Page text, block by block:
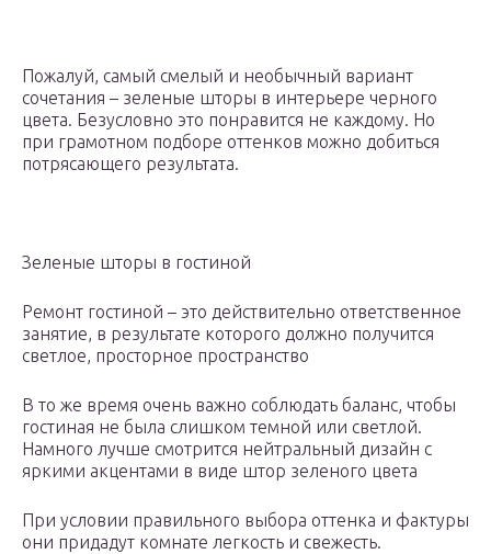
Пожалуй, самый смелый и необычный вариант
сочетания – зеленые шторы в интерьере черного
цвета. Безусловно это понравится не каждому. Но
при грамотном подборе оттенков можно добиться
потрясающего результата.
Зеленые шторы в гостиной
Ремонт гостиной – это действительно ответственное
занятие, в результате которого должно получится
светлое, просторное пространство
В то же время очень важно соблюдать баланс, чтобы
гостиная не была слишком темной или светлой.
Намного лучше смотрится нейтральный дизайн с
яркими акцентами в виде штор зеленого цвета
При условии правильного выбора оттенка и фактуры
они придадут комнате легкость и свежесть.